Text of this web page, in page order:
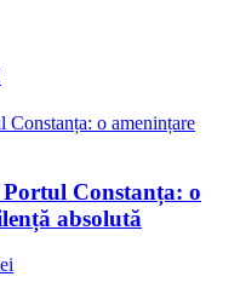
Constanța: o
absolută